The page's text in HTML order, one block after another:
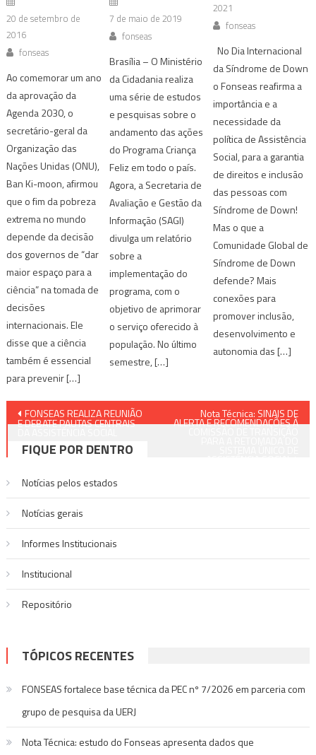
20 de setembro de
2016
fonseas
Ao comemorar um ano
da aprovação da
Agenda 2030, o
secretário-geral da
Organização das
Nações Unidas (ONU),
Ban Ki-moon, afirmou
que o fim da pobreza
extrema no mundo
depende da decisão
dos governos de “dar
maior espaço para a
ciência” na tomada de
decisões
internacionais. Ele
disse que a ciência
também é essencial
para prevenir […]
7 de maio de 2019
fonseas
Brasília – O Ministério
da Cidadania realiza
uma série de estudos
e pesquisas sobre o
andamento das ações
do Programa Criança
Feliz em todo o país.
Agora, a Secretaria de
Avaliação e Gestão da
Informação (SAGI)
divulga um relatório
sobre a
implementação do
programa, com o
objetivo de aprimorar
o serviço oferecido à
população. No último
semestre, […]
2021
fonseas
No Dia Internacional
da Síndrome de Down
o Fonseas reafirma a
importância e a
necessidade da
política de Assistência
Social, para a garantia
de direitos e inclusão
das pessoas com
Síndrome de Down!
Mas o que a
Comunidade Global de
Síndrome de Down
defende? Mais
conexões para
promover inclusão,
desenvolvimento e
autonomia das […]
Navegação
de
FONSEAS REALIZA REUNIÃO
E DEBATE PAUTAS CENTRAIS
Nota Técnica: SINAIS DE
ALERTA E RECOMENDAÇÕES À
FIQUE POR DENTRO
Notícias pelos estados
Notí­cias gerais
Informes Institucionais
Institucional
Repositório
TÓPICOS RECENTES
FONSEAS fortalece base técnica da PEC nº 7/2026 em parceria com
grupo de pesquisa da UERJ
Nota Técnica: estudo do Fonseas apresenta dados que